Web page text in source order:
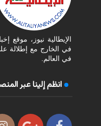
الإيطالية نيوز، موقع
في الخارج مع إطلالة
في العالم.
انظم إلينا عبر